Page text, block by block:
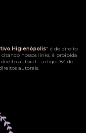
Higienópolis" é de direito
nossos links, é proibida
autoral – artigo 184 do
autorais.